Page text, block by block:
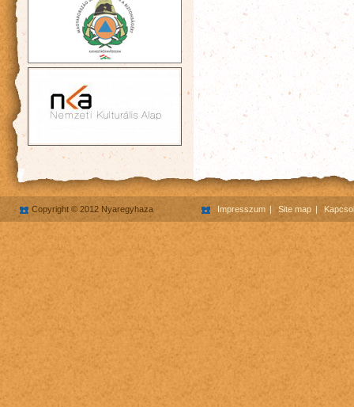
Copyright © 2012 Nyaregyhaza Impresszum Site map